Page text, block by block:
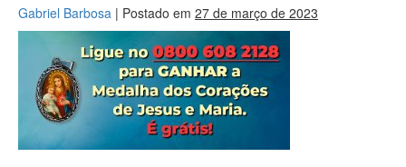
Gabriel Barbosa | Postado em 27 de março de 2023